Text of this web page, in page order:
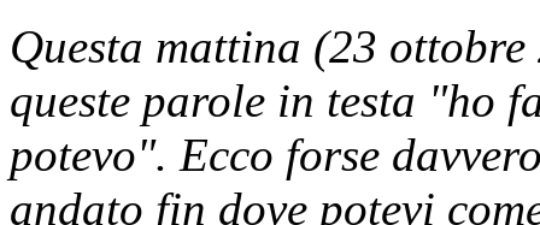
Questa mattina (23
queste parole in testa "ho
potevo". Ecco forse
andato fin dove potevi